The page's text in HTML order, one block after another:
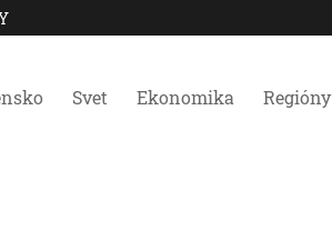
Svet Ekonomika Regióny